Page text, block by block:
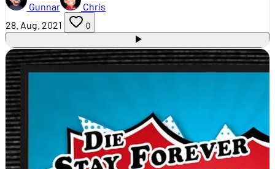
Gunnar
Chris
28. Aug. 2021
0